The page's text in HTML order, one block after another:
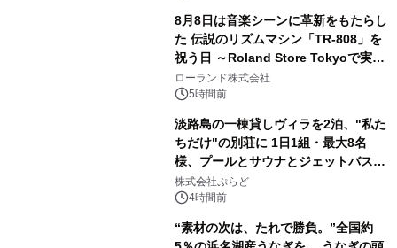
8月8日は音楽シーンに革新をもたらし
た 伝説のリズムマシン「TR-808」を
祝う日 ～Roland Store Tokyoで実機
を展示しての 記念キャンペーンを開
催 英国ラジオ「NTS」の 特別プログ
ラムや、「TR-808」を愛する伝説的
アーティストを フィーチャーしたアニ
メーションを公開～
ローランド株式会社
5時間前
淡路島の一棟貸しヴィラを2泊、"私た
ちだけ"の別荘に 1日1組・最大8名
様、プールとサウナとジェットバス付
きで Villa Mon Temps AWAJIの連泊
素泊りプラン
株式会社ぷらど
4時間前
“素材の次は、たれで勝負。”全国約